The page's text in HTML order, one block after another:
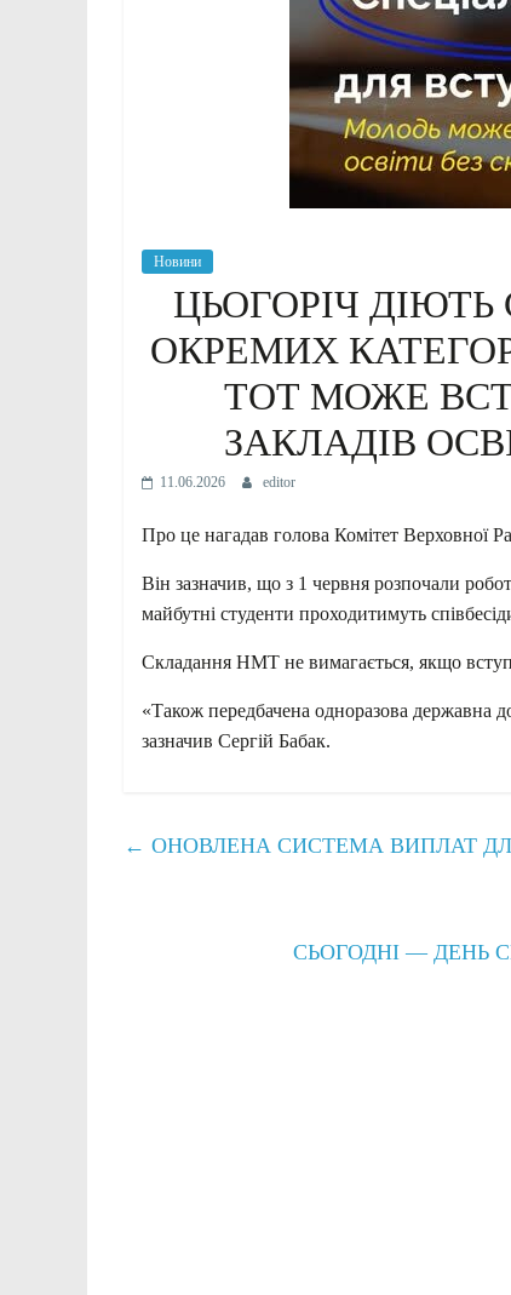
Новини
ЦЬОГОРІЧ
ОКРЕМИХ
ТОТ МОЖЕ
ЗАКЛАДІВ
11.06.2026 editor
Про це нагадав голова Комітет Верховної
Він зазначив, що з 1 червня розпочали
майбутні студенти проходитимуть
Складання НМТ не вимагається, якщо
«Також передбачена одноразова державна
зазначив Сергій Бабак.
← ОНОВЛЕНА СИСТЕМА ВИПЛАТ
СЬОГОДНІ — ДЕНЬ